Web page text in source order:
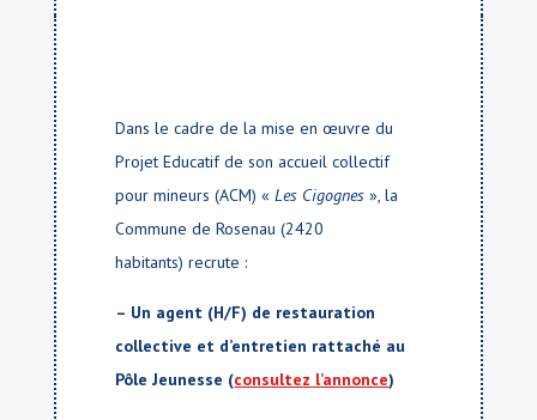
Dans le cadre de la mise en œuvre du
Projet Educatif de son accueil collectif
pour mineurs (ACM) «Les Cigognes», la
Commune de Rosenau (2420
habitants) recrute :
– Un agent (H/F) de restauration
collective et d’entretien rattaché au
Pôle Jeunesse (consultez l’annonce)